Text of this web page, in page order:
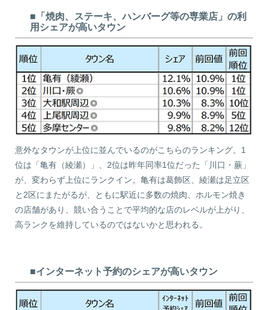
■「焼肉、ステーキ、ハンバーグ等の専業店」の利
用シェアが高いタウン
意外なタウンが上位に並んでいるのがこちらのランキング。1
位は「亀有（綾瀬）」、2位は昨年同率1位だった「川口・蕨」
が、変わらず上位にランクイン。亀有は葛飾区、綾瀬は足立区
と2区にまたがるが、ともに駅近に多数の焼肉、ホルモン焼き
の店舗があり、競い合うことで平均的な店のレベルが上がり、
高ランクを維持しているのではないかと思われる。
■インターネット予約のシェアが高いタウン